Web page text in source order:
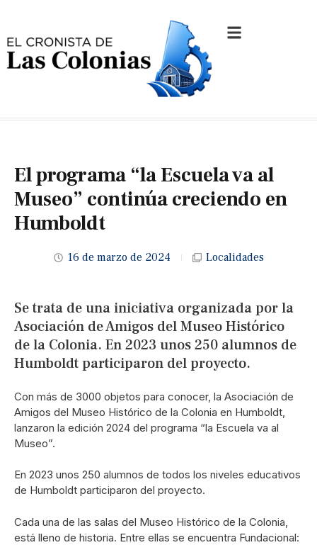
El programa “la Escuela va al
Museo” continúa creciendo en
Humboldt
16 de marzo de 2024 Localidades
Se trata de una iniciativa organizada por la
Asociación de Amigos del Museo Histórico
de la Colonia. En 2023 unos 250 alumnos de
Humboldt participaron del proyecto.
Con más de 3000 objetos para conocer, la Asociación de
Amigos del Museo Histórico de la Colonia en Humboldt,
lanzaron la edición 2024 del programa “la Escuela va al
Museo”.
En 2023 unos 250 alumnos de todos los niveles educativos
de Humboldt participaron del proyecto.
Cada una de las salas del Museo Histórico de la Colonia,
está lleno de historia. Entre ellas se encuentra Fundacional: